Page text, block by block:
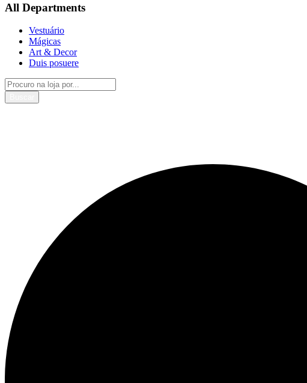
All Departments
Vestuário
Mágicas
Art & Decor
Duis posuere